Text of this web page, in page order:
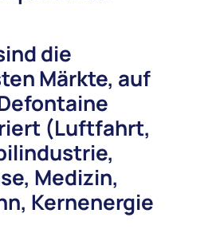
die
Märkte, auf
(Luftfahrt,
Medizin,
Kernenergie